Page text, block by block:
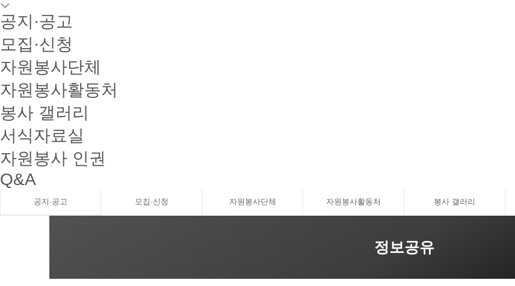
공지·공고
모집·신청
자원봉사단체
자원봉사활동처
봉사 갤러리
서식자료실
자원봉사 인권
Q&A
공지·공고 모집·신청 자원봉사단체 자원봉사활동처 봉사 갤러리
정보공유